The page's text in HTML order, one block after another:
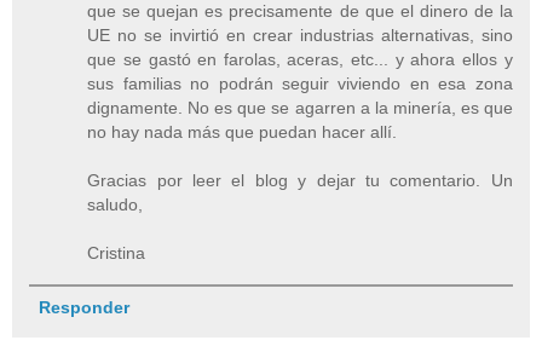
que se quejan es precisamente de que el dinero de la
UE no se invirtió en crear industrias alternativas, sino
que se gastó en farolas, aceras, etc... y ahora ellos y
sus familias no podrán seguir viviendo en esa zona
dignamente. No es que se agarren a la minería, es que
no hay nada más que puedan hacer allí.
Gracias por leer el blog y dejar tu comentario. Un
saludo,
Cristina
Responder